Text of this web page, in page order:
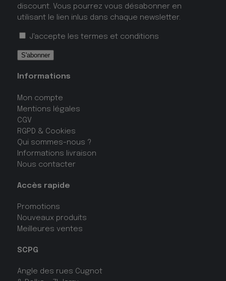
discount. Vous pourrez vous désabonner en
utilisant le lien inlus dans chaque newsletter.
J'accepte les termes et conditions
Informations
Mon compte
Mentions légales
CGV
RGPD & Cookies
Qui sommes-nous ?
Informations livraison
Nous contacter
Accès rapide
Promotions
Nouveaux produits
Meilleures ventes
SCPG
Angle des rues Cugnot